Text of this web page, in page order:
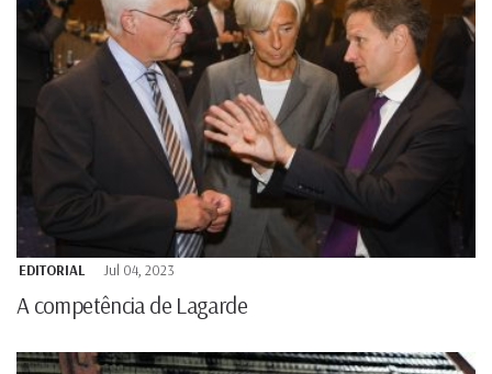
EDITORIAL Jul 04, 2023
A competência de Lagarde